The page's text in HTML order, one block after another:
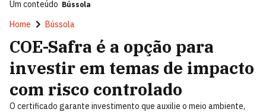
Um conteúdo Bússola
Home Bússola
COE-Safra é a opção para
investir em temas de impacto
com risco controlado
O certificado garante investimento que auxilie o meio ambiente,